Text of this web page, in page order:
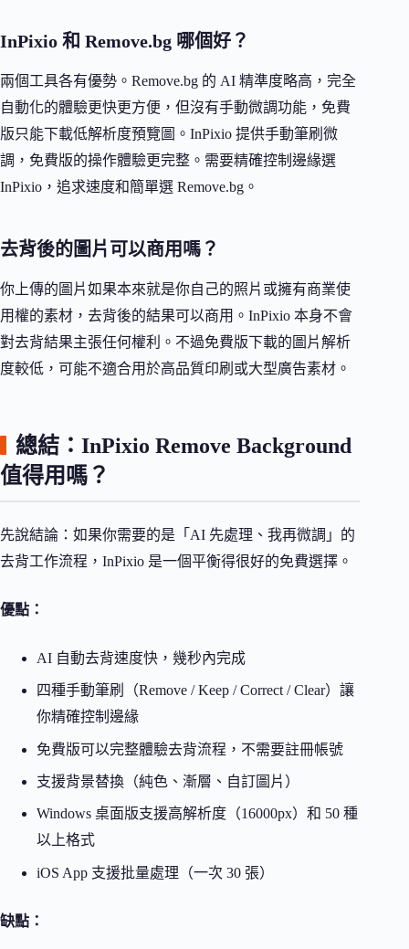
InPixio 和 Remove.bg 哪個好？
兩個工具各有優勢。Remove.bg 的 AI 精準度略高，完全
自動化的體驗更快更方便，但沒有手動微調功能，免費
版只能下載低解析度預覽圖。InPixio 提供手動筆刷微
調，免費版的操作體驗更完整。需要精確控制邊緣選
InPixio，追求速度和簡單選 Remove.bg。
去背後的圖片可以商用嗎？
你上傳的圖片如果本來就是你自己的照片或擁有商業使
用權的素材，去背後的結果可以商用。InPixio 本身不會
對去背結果主張任何權利。不過免費版下載的圖片解析
度較低，可能不適合用於高品質印刷或大型廣告素材。
總結：InPixio Remove Background
值得用嗎？
先說結論：如果你需要的是「AI 先處理、我再微調」的
去背工作流程，InPixio 是一個平衡得很好的免費選擇。
優點：
AI 自動去背速度快，幾秒內完成
四種手動筆刷（Remove / Keep / Correct / Clear）讓
你精確控制邊緣
免費版可以完整體驗去背流程，不需要註冊帳號
支援背景替換（純色、漸層、自訂圖片）
Windows 桌面版支援高解析度（16000px）和 50 種
以上格式
iOS App 支援批量處理（一次 30 張）
缺點：